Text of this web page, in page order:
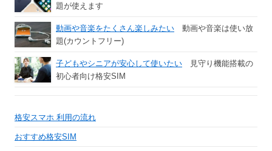
題が使えます
動画や音楽をたくさん楽しみたい 動画や音楽は使い放
題(カウントフリー)
子どもやシニアが安心して使いたい 見守り機能搭載の
初心者向け格安SIM
格安スマホ 利用の流れ
おすすめ格安SIM